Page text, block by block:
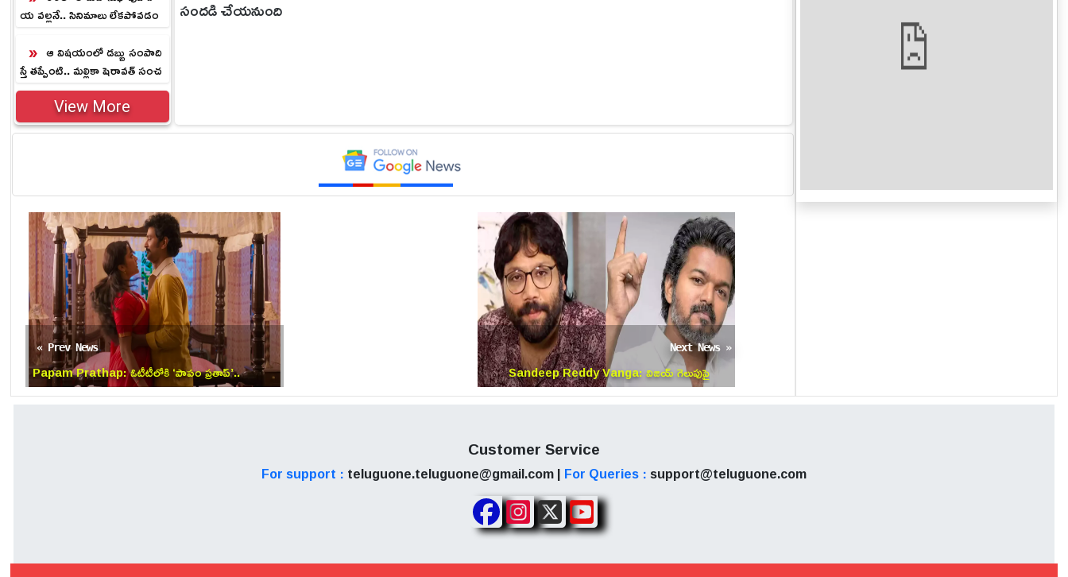
య వల్లనే.. సినిమాలు లేకపోవడం
ఆ విషయంలో డబ్బు సంపాది
స్తే తప్పేంటి.. మల్లికా షెరావత్ సంచ
లన వ్యాఖ్యలు
View More
సందడి చేయనుంది
« Prev News
Papam Prathap: ఓటీటీలోకి ‘పాపం ప్రతాప్’..
పెళ్లయిన మూడు రాత్రులకే!
Next News »
Sandeep Reddy Vanga: విజయ్‌ గెలుపుపై
సందీప్ రెడ్డి వంగా కీలక వ్యాఖ్యలు.. సినిమా పవర్ అంటే
Customer Service
For support : teluguone.teluguone@gmail.com | For Queries : support@teluguone.com